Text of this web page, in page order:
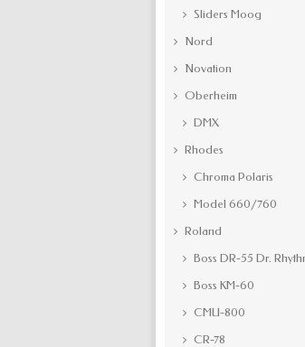
Sliders Moog
Nord
Novation
Oberheim
DMX
Rhodes
Chroma Polaris
Model 660/760
Roland
Boss DR-55 Dr.
Boss KM-60
CMU-800
CR-78